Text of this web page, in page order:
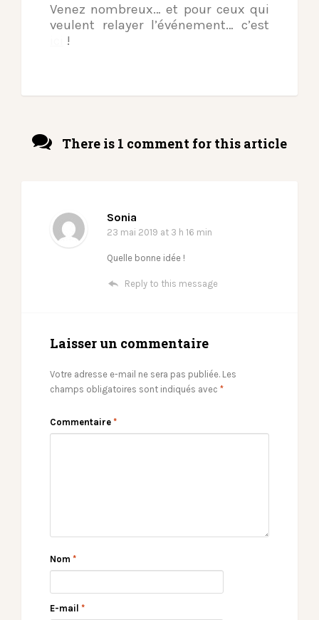
Venez nombreux… et pour ceux qui
veulent relayer l’événement… c’est
!
There is 1 comment for this article
Sonia
23 mai 2019 at 3 h 16 min
Quelle bonne idée !
Reply to this message
Laisser un commentaire
Votre adresse e-mail ne sera pas publiée. Les
champs obligatoires sont indiqués avec *
Commentaire *
Nom *
E-mail *